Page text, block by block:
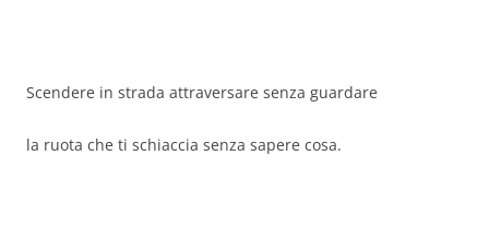
Scendere in strada attraversare senza guardare
la ruota che ti schiaccia senza sapere cosa.